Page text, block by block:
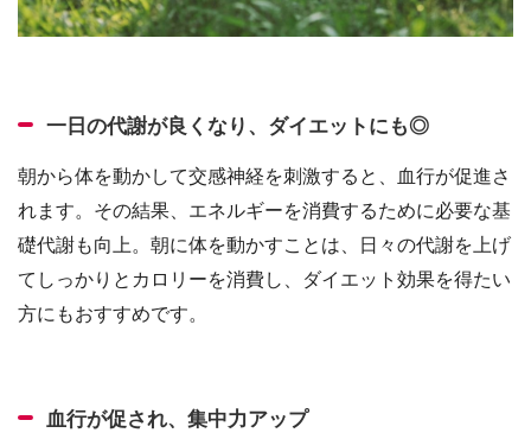
一日の代謝が良くなり、ダイエットにも◎
朝から体を動かして交感神経を刺激すると、血行が促進さ
れます。その結果、エネルギーを消費するために必要な基
礎代謝も向上。朝に体を動かすことは、日々の代謝を上げ
てしっかりとカロリーを消費し、ダイエット効果を得たい
方にもおすすめです。
血行が促され、集中力アップ